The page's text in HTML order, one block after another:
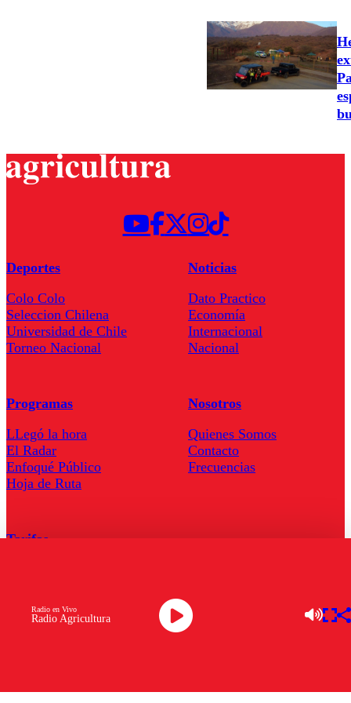
Radio Agricultura
Radio en Vivo
Deportes
Colo Colo
Seleccion Chilena
Universidad de Chile
Torneo Nacional
Noticias
Dato Practico
Economía
Internacional
Nacional
Programas
LLegó la hora
El Radar
Enfoqué Público
Hoja de Ruta
Nosotros
Quienes Somos
Contacto
Frecuencias
Tarifas
Descarga la APP